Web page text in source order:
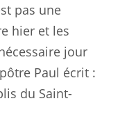
pas une
hier et les
jour
Paul écrit :
du Saint-